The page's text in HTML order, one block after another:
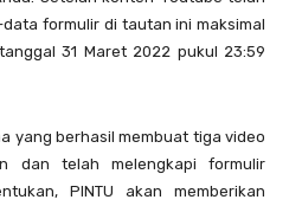
formulir di tautan ini maksimal
31 Maret 2022 pukul 23:59
yang berhasil membuat tiga video
dan telah melengkapi formulir
PINTU akan memberikan